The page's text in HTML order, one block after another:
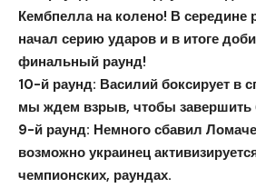
Кембпелла на колено! В середине
начал серию ударов и в итоге
финальный раунд!
10-й раунд: Василий боксирует в
мы ждем взрыв, чтобы завершить
9-й раунд: Немного сбавил
возможно украинец
чемпионских, раундах.